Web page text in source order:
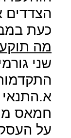
כעת
מה
שני
חמאס
על